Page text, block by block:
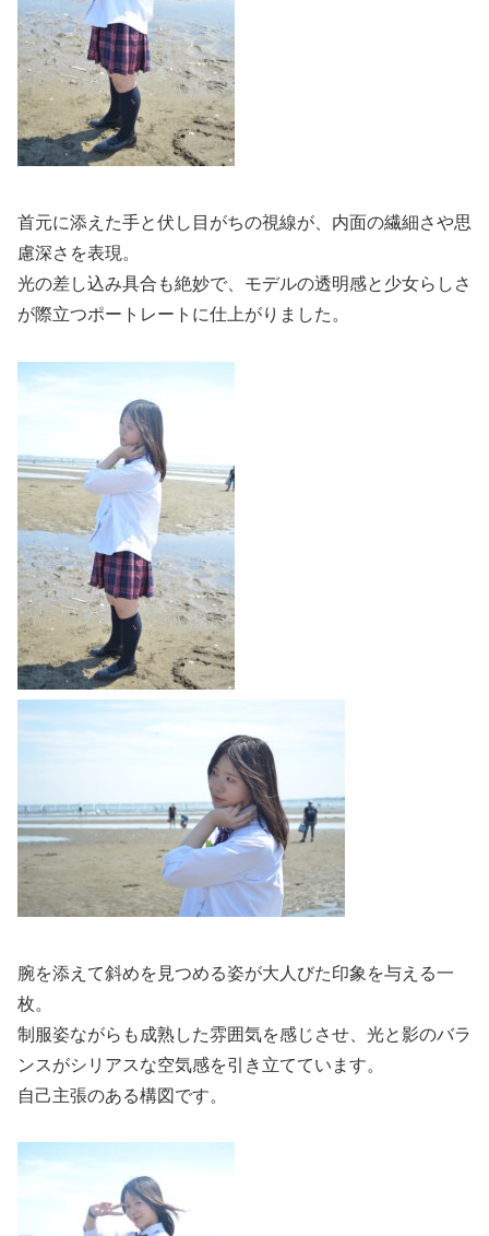
首元に添えた手と伏し目がちの視線が、内面の繊細さや思
慮深さを表現。
光の差し込み具合も絶妙で、モデルの透明感と少女らしさ
が際立つポートレートに仕上がりました。
腕を添えて斜めを見つめる姿が大人びた印象を与える一
枚。
制服姿ながらも成熟した雰囲気を感じさせ、光と影のバラ
ンスがシリアスな空気感を引き立てています。
自己主張のある構図です。